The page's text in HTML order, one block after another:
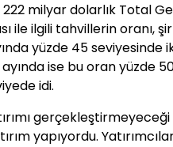
milyar dolarlık Total
ile ilgili tahvillerin oranı,
yüzde 45 seviyesinde
ise bu oran yüzde
idi.
gerçekleştirmeyeceği
yapıyordu.